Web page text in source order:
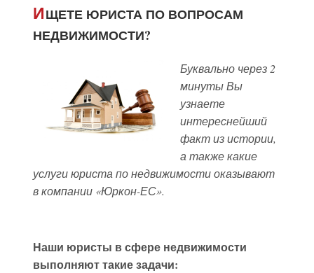
ИЩЕТЕ ЮРИСТА ПО ВОПРОСАМ
НЕДВИЖИМОСТИ?
Буквально через 2
минуты Вы
узнаете
интереснейший
факт из истории,
а также какие
услуги юриста по недвижимости оказывают
в компании «Юркон-ЕС».
Наши юристы в сфере недвижимости
выполняют такие задачи: